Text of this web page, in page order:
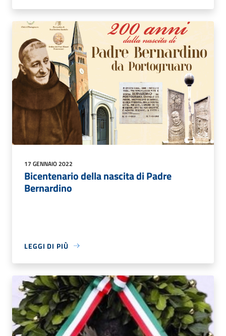
17 GENNAIO 2022
Bicentenario della nascita di Padre
Bernardino
LEGGI DI PIÙ